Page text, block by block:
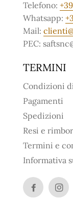
Telefono:
Whatsapp:
Mail:
PEC:
TERMINI
Condizioni
Pagamenti
Spedizioni
Resi e
Termini e
Informativa